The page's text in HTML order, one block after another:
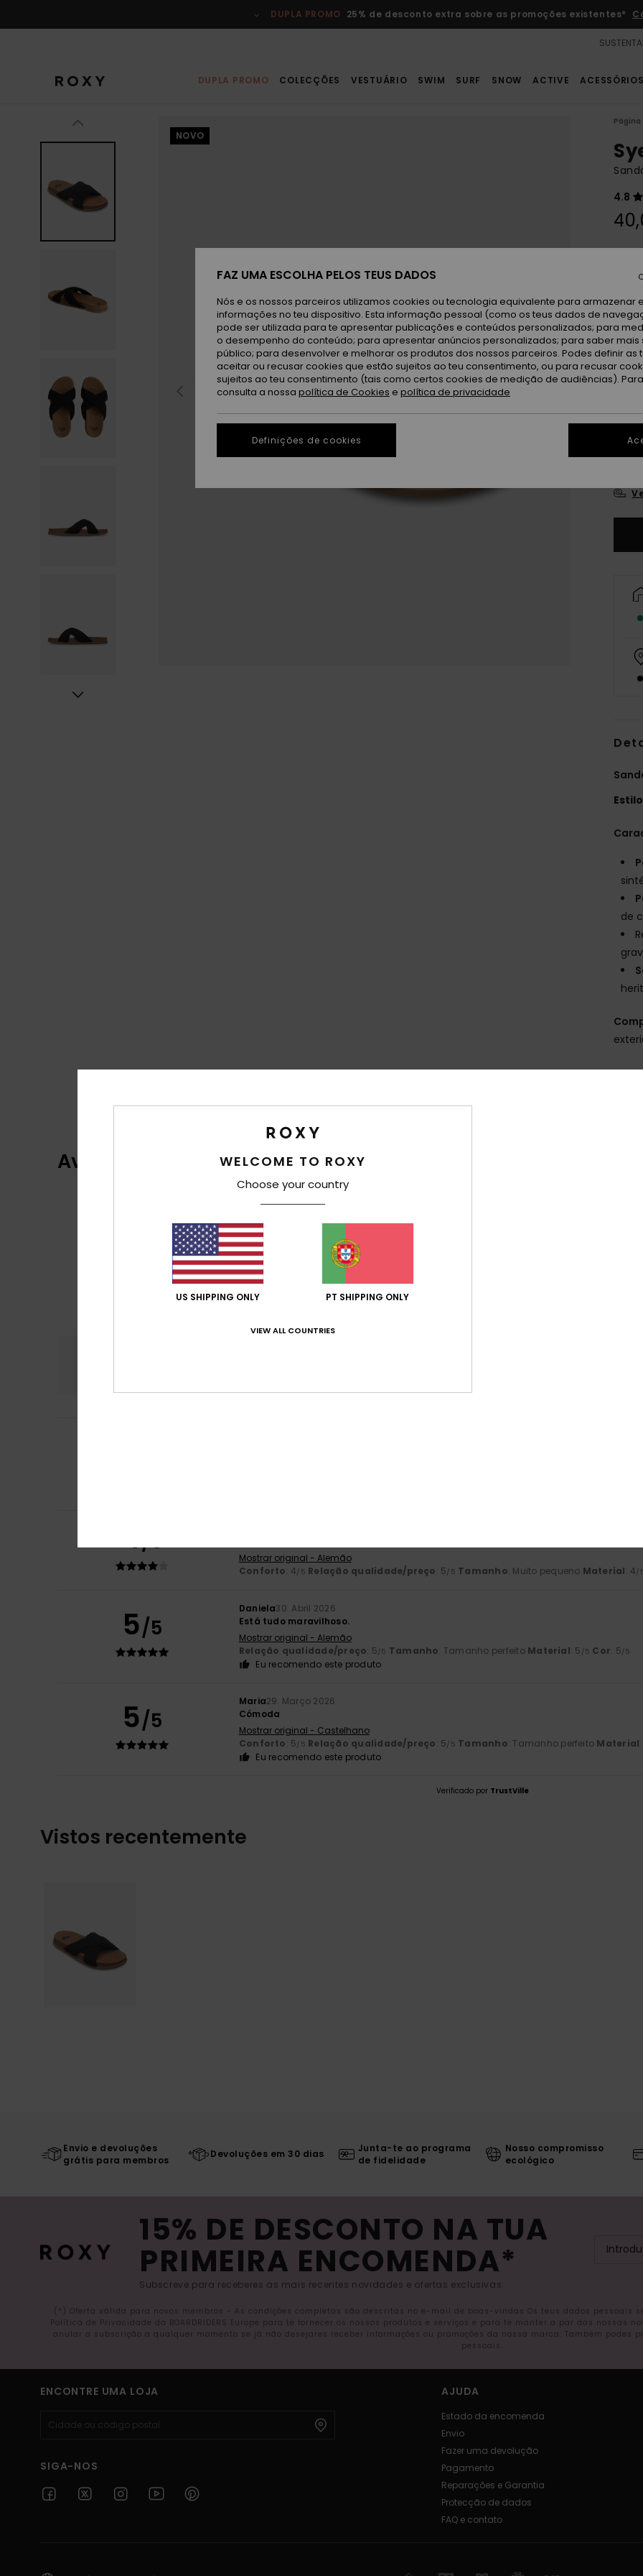
do
DUPLA PROMO 25% de desconto extra sobre as promoções existentes*
DUPLA PROMO COLECÇÕES VESTUÁRIO SWIM SURF SNOW ACTIVE ACESSÓRIOS
NOVO
Página
4.8
Paga
Cor
36
42
Estilo
de
Avaliações dos clientes
baseado em
4/5
Mostrar original - Alemão
Conforto: 4/5 Relação qualidade/preço: 5/5 Tamanho: Muito pequeno Material: 4/
5/5
Daniela30. Abril 2026
Está tudo maravilhoso.
Mostrar original - Alemão
Relação qualidade/preço: 5/5 Tamanho: Tamanho perfeito Material: 5 /5 Cor: 5/5
Eu recomendo este produto
5/5
Maria29. Março 2026
Cómoda
Mostrar original - Castelhano
Conforto: 5/5 Relação qualidade/preço: 5/5 Tamanho: Tamanho perfeito Material
Eu recomendo este produto
Verificado por TrustVille
Vistos recentemente
Envio e devoluções
grátis para membros
Devoluções em 30 dias
Junta-te ao programa
de fidelidade
Nosso compromisso
ecológico
15% DE DESCONTO NA TUA
PRIMEIRA ENCOMENDA*
Subscreve para receberes as mais recentes novidades e ofertas exclusivas.
(*) Oferta válida para novos membros - As condições completas são descritas no e-mail de boas-vindas Os teus dados pessoais
Política de Privacidade da BOARDRIDERS Europe para te fornecer os nossos produtos e serviços e para te manter a par das nossas
anular a subscrição a qualquer momento se já não desejares receber informações ou promoções da nossa marca. Também
pessoais.
ENCONTRE UMA LOJA
SIGA-NOS
AJUDA
Estado da encomenda
Envio
Fazer uma devolução
Pagamento
Reparações e Garantia
Protecção de dados
FAQ e contato
WELCOME TO ROXY
Choose your country
US SHIPPING ONLY PT SHIPPING ONLY
VIEW ALL COUNTRIES
FAZ UMA ESCOLHA PELOS TEUS DADOS
Nós e os nossos parceiros utilizamos cookies ou tecnologia equivalente para armazenar
informações no teu dispositivo. Esta informação pessoal (como os teus dados de
pode ser utilizada para te apresentar publicações e conteúdos personalizados; para
o desempenho do conteúdo; para apresentar anúncios personalizados; para saber mais
público; para desenvolver e melhorar os produtos dos nossos parceiros. Podes definir as
aceitar ou recusar cookies que estão sujeitos ao teu consentimento, ou para recusar
sujeitos ao teu consentimento (tais como certos cookies de medição de audiências).
consulta a nossa política de Cookies e política de privacidade
Definições de cookies